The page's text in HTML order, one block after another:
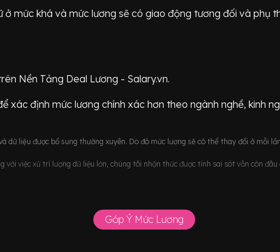
ở mức khá và mức lương sẽ có giao động tương đối và phụ
Nền Tảng Deal Lương - Salary.vn.
xác định mức lương chính xác hơn theo ngành nghề, kinh
dữ liệu được bổ sung thường xuyên. Do đó mức lương sẽ có thể thay đổi ở mỗi
với việc xử trí lượng dữ liệu lớn, chúng tôi nhận thức được tính sai sót vẫn còn
Góp Ý Mức Lương